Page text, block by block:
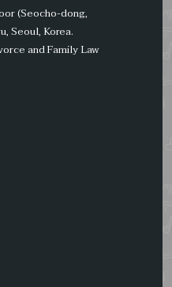
(Seocho-dong,
Seoul, Korea.
and Family Law